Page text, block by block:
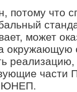
потому что
может
части
ЮНЕП.